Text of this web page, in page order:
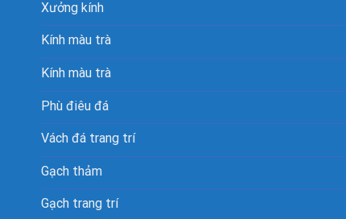
Xưởng kính
Kính màu trà
Kính màu trà
Phù điêu đá
Vách đá trang trí
Gạch thảm
Gạch trang trí